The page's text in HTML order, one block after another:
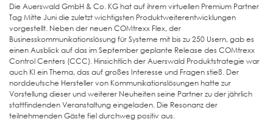
Die Auerswald GmbH & Co. KG hat auf ihrem virtuellen Premium Partner
Tag Mitte Juni die zuletzt wichtigsten Produktweiterentwicklungen
vorgestellt. Neben der neuen COMtrexx Flex, der
Businesskommunikationslösung für Systeme mit bis zu 250 Usern, gab es
einen Ausblick auf das im September geplante Release des COMtrexx
Control Centers (CCC). Hinsichtlich der Auerswald Produktstrategie war
auch KI ein Thema, das auf großes Interesse und Fragen stieß. Der
norddeutsche Hersteller von Kommunikationslösungen hatte zur
Vorstellung dieser und weiterer Neuheiten seine Partner zu der jährlich
stattfindenden Veranstaltung eingeladen. Die Resonanz der
teilnehmenden Gäste fiel durchweg positiv aus.